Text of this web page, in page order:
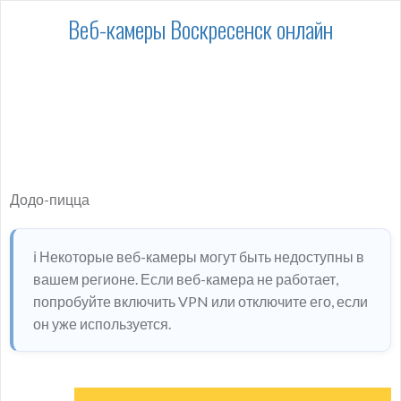
Веб-камеры Воскресенск онлайн
Додо-пицца
ℹ️ Некоторые веб-камеры могут быть недоступны в
вашем регионе. Если веб-камера не работает,
попробуйте включить VPN или отключите его, если
он уже используется.